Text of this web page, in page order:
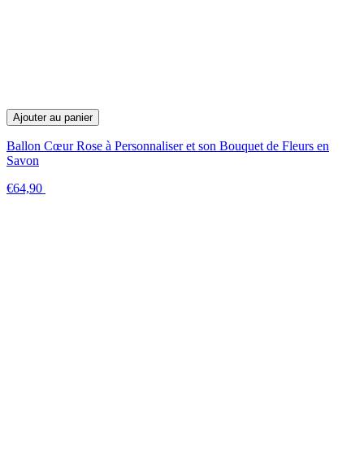
Ajouter au panier
Ballon Cœur Rose à Personnaliser et son Bouquet de Fleurs en
Savon
€64,90